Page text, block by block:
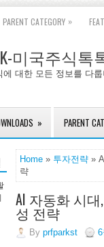
PARENT CATEGORY »
미국주식톡
에 대한 모든 정보를 다
» PARENT
Home » 투자전략 »
략
AI 자동화 시
성 전략
By prfparkst